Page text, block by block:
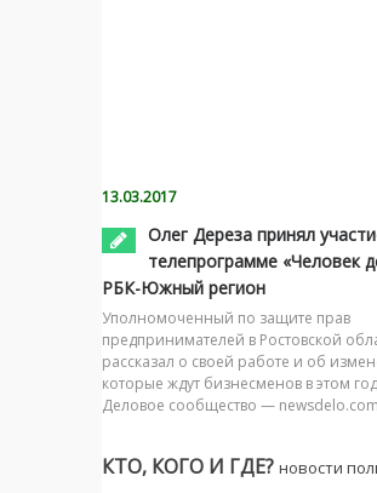
13.03.2017
Олег Дереза принял
телепрограмме «Человек
РБК-Южный регион
Уполномоченный по защите прав
предпринимателей в Ростовской
рассказал о своей работе и об
которые ждут бизнесменов в этом
Деловое сообщество — newsdelo.com
КТО, КОГО И ГДЕ? новости